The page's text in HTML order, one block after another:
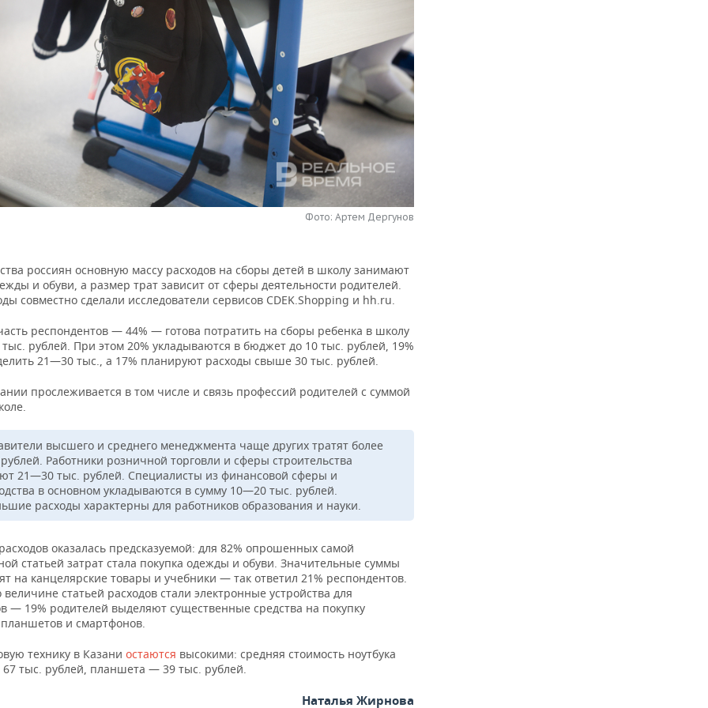
Фото: Артем Дергунов
россиян основную массу расходов на сборы детей в школу занимают
и обуви, а размер трат зависит от сферы деятельности родителей.
совместно сделали исследователи сервисов CDEK.Shopping и hh.ru.
респондентов — 44% — готова потратить на сборы ребенка в школу
тыс. рублей. При этом 20% укладываются в бюджет до 10 тыс. рублей, 19%
21—30 тыс., а 17% планируют расходы свыше 30 тыс. рублей.
прослеживается в том числе и связь профессий родителей с суммой
высшего и среднего менеджмента чаще других тратят более
Работники розничной торговли и сферы строительства
21—30 тыс. рублей. Специалисты из финансовой сферы и
в основном укладываются в сумму 10—20 тыс. рублей.
расходы характерны для работников образования и науки.
оказалась предсказуемой: для 82% опрошенных самой
статьей затрат стала покупка одежды и обуви. Значительные суммы
на канцелярские товары и учебники — так ответил 21% респондентов.
статьей расходов стали электронные устройства для
— 19% родителей выделяют существенные средства на покупку
планшетов и смартфонов.
технику в Казани остаются высокими: средняя стоимость ноутбука
67 тыс. рублей, планшета — 39 тыс. рублей.
Наталья Жирнова